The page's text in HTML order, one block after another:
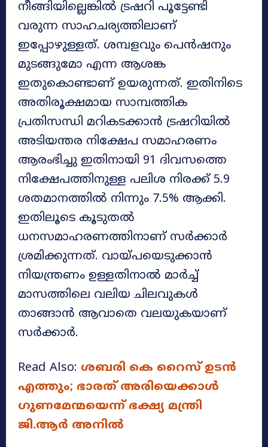
നീങ്ങിയില്ലെങ്കിൽ ട്രഷറി പൂട്ടേണ്ടി
വരുന്ന സാഹചര്യത്തിലാണ്
ഇപ്പോഴുള്ളത്. ശമ്പളവും പെൻഷനും
മുടങ്ങുമോ എന്ന ആശങ്ക
ഇതുകൊണ്ടാണ് ഉയരുന്നത്. ഇതിനിടെ
അതിരൂക്ഷമായ സാമ്പത്തിക
പ്രതിസന്ധി മറികടക്കാൻ ട്രഷറിയിൽ
അടിയന്തര നിക്ഷേപ സമാഹരണം
ആരംഭിച്ചു ഇതിനായി 91 ദിവസത്തെ
നിക്ഷേപത്തിനുള്ള പലിശ നിരക്ക് 5.9
ശതമാനത്തിൽ നിന്നും 7.5% ആക്കി.
ഇതിലൂടെ കൂടുതൽ
ധനസമാഹരണത്തിനാണ് സർക്കാർ
ശ്രമിക്കുന്നത്. വായ്പയെടുക്കാൻ
നിയന്ത്രണം ഉള്ളതിനാൽ മാർച്ച്
മാസത്തിലെ വലിയ ചിലവുകൾ
താങ്ങാൻ ആവാതെ വലയുകയാണ്
സർക്കാർ.
Read Also: ശബരി കെ റൈസ് ഉടൻ
എത്തും; ഭാരത് അരിയെക്കാൾ
ഗുണമേന്മയെന്ന് ഭക്ഷ്യ മന്ത്രി
ജി.ആർ അനിൽ